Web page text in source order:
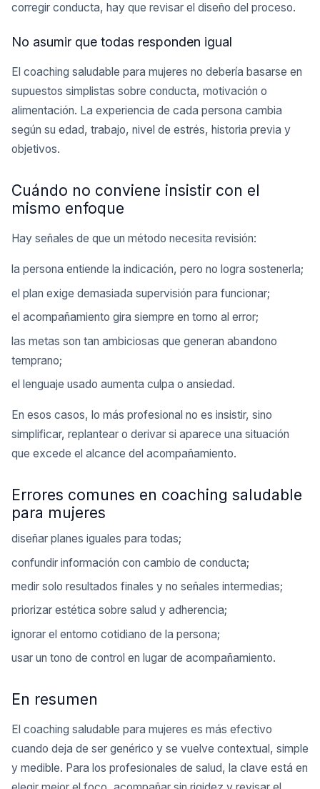
corregir conducta, hay que revisar el diseño del proceso.
No asumir que todas responden igual
El coaching saludable para mujeres no debería basarse en
supuestos simplistas sobre conducta, motivación o
alimentación. La experiencia de cada persona cambia
según su edad, trabajo, nivel de estrés, historia previa y
objetivos.
Cuándo no conviene insistir con el
mismo enfoque
Hay señales de que un método necesita revisión:
la persona entiende la indicación, pero no logra sostenerla;
el plan exige demasiada supervisión para funcionar;
el acompañamiento gira siempre en torno al error;
las metas son tan ambiciosas que generan abandono
temprano;
el lenguaje usado aumenta culpa o ansiedad.
En esos casos, lo más profesional no es insistir, sino
simplificar, replantear o derivar si aparece una situación
que excede el alcance del acompañamiento.
Errores comunes en coaching saludable
para mujeres
diseñar planes iguales para todas;
confundir información con cambio de conducta;
medir solo resultados finales y no señales intermedias;
priorizar estética sobre salud y adherencia;
ignorar el entorno cotidiano de la persona;
usar un tono de control en lugar de acompañamiento.
En resumen
El coaching saludable para mujeres es más efectivo
cuando deja de ser genérico y se vuelve contextual, simple
y medible. Para los profesionales de salud, la clave está en